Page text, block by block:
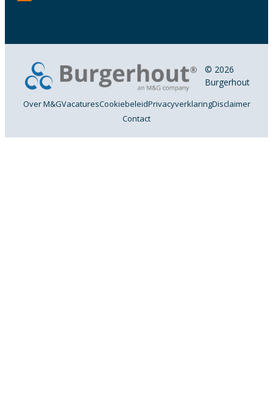
© 2026
Burgerhout
Over M&GVacaturesCookiebeleidPrivacyverklaringDisclaimer
Contact